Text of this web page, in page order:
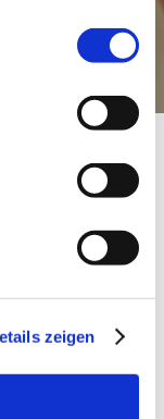
zeigen